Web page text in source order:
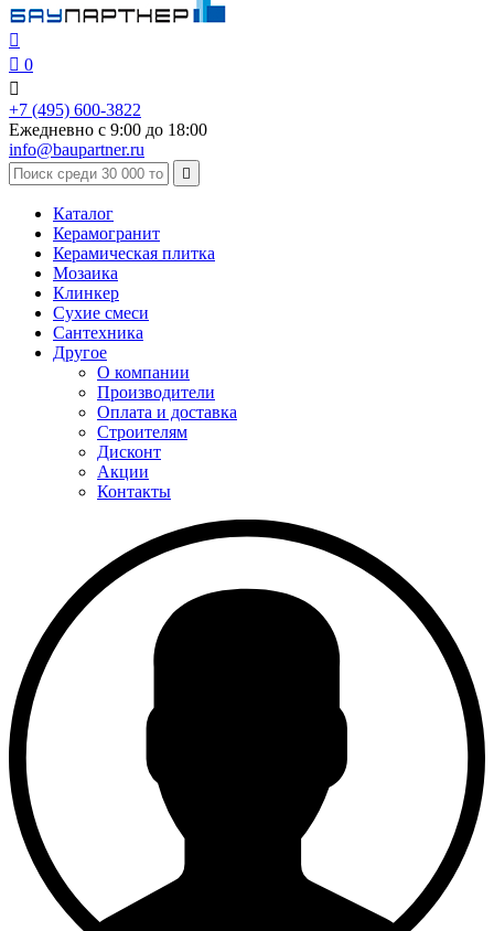

 0

+7 (495) 600-3822
Ежедневно с 9:00 до 18:00
info@baupartner.ru

Каталог
Керамогранит
Керамическая плитка
Мозаика
Клинкер
Сухие смеси
Сантехника
Другое
О компании
Производители
Оплата и доставка
Строителям
Дисконт
Акции
Контакты